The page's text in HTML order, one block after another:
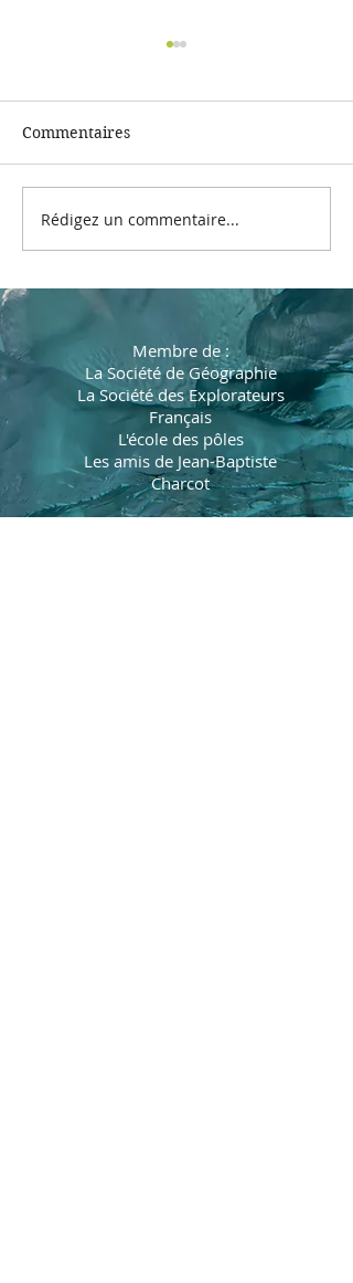
Fort comme un ours au
cinema
Commentaires
Rédigez un commentaire...
Membre de :
La Société de Géographie
La Société des Explorateurs
Français
L'école des pôles
Les amis de Jean-Baptiste
Charcot